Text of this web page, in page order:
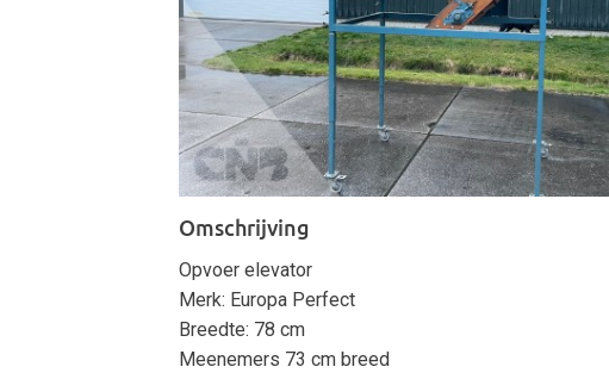
Omschrijving
Opvoer elevator
Merk: Europa Perfect
Breedte: 78 cm
Meenemers 73 cm breed